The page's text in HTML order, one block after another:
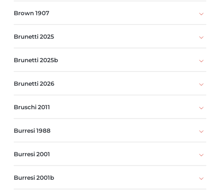
Brown 1907
Brunetti 2025
Brunetti 2025b
Brunetti 2026
Bruschi 2011
Burresi 1988
Burresi 2001
Burresi 2001b